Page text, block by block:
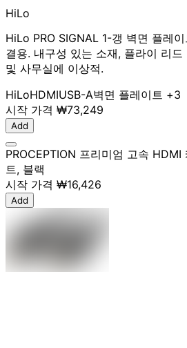
HiLo
HiLo PRO SIGNAL 1-갱 벽면 플레
결용. 내구성 있는 소재, 플라이 리
및 사무실에 이상적.
HiLoHDMIUSB-A벽면 플레이트 +3
시작 가격 ₩73,249
Add
PROCEPTION 프리미엄 고속
트, 블랙
시작 가격 ₩16,426
Add